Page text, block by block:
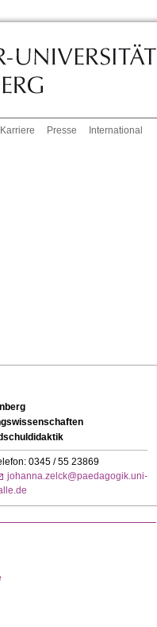
Karriere Presse International
0345 / 55 23869
johanna.zelck@paedagogik.uni-